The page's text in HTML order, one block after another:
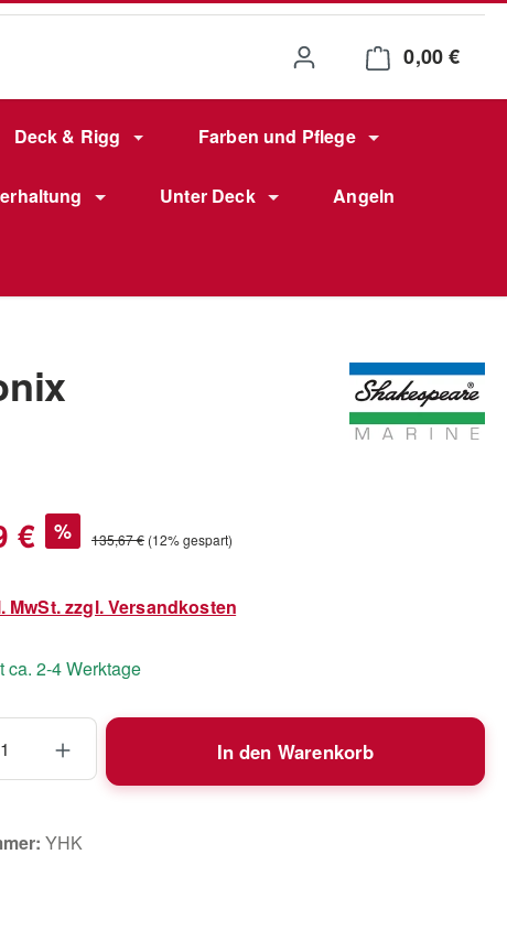
0,00 €
Deck & Rigg Farben und Pflege
Unter Deck Angeln
€ % Regulärer Preis:
135,67 € (12% gespart)
MwSt. zzgl. Versandkosten
ca. 2-4 Werktage
Anzahl: Gib den gewünschten Wert
In den Warenkorb
YHK